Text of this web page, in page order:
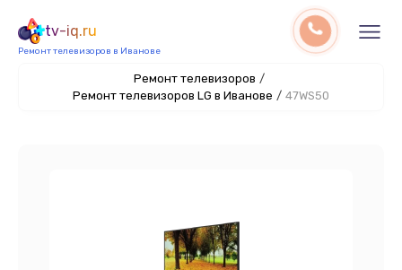
tv-iq.ru
Ремонт телевизоров в Иванове
Ремонт телевизоров /
Ремонт телевизоров LG в Иванове / 47WS50